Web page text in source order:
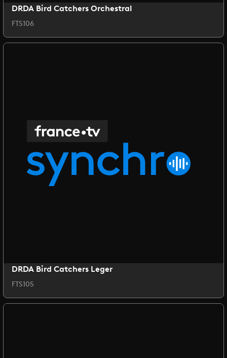
DRDA Bird Catchers Orchestral
FTS106
DRDA Bird Catchers Leger
FTS105